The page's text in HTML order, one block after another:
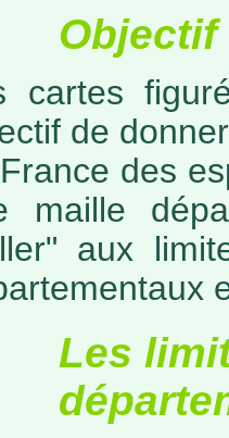
Objectif
cartes
de
des
maille
aux
Les